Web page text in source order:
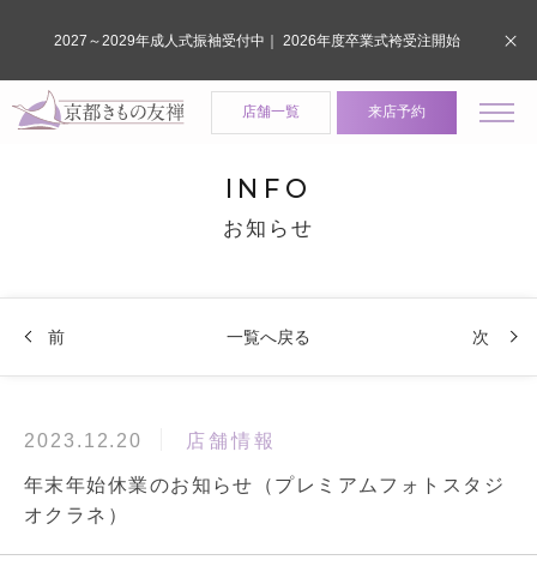
店舗一覧 来店予約
INFO
お知らせ
前 一覧へ戻る 次
2023.12.20 店舗情報
年末年始休業のお知らせ（プレミアムフォトスタジ
オクラネ）
2027～2029年成人式振袖受付中｜ 2026年度卒業式袴受注開始